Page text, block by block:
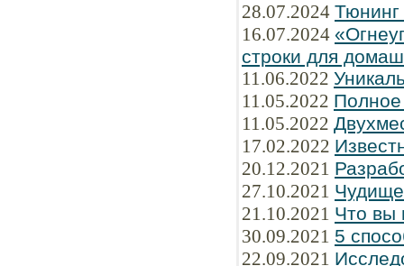
28.07.2024 Тюнинг
16.07.2024
строки для
11.06.2022
11.05.2022
11.05.2022
17.02.2022
20.12.2021
27.10.2021
21.10.2021 Что вы
30.09.2021 5
22.09.2021